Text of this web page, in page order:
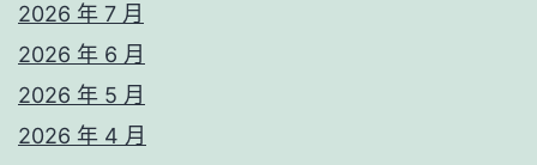
2026 年 7 月
2026 年 6 月
2026 年 5 月
2026 年 4 月